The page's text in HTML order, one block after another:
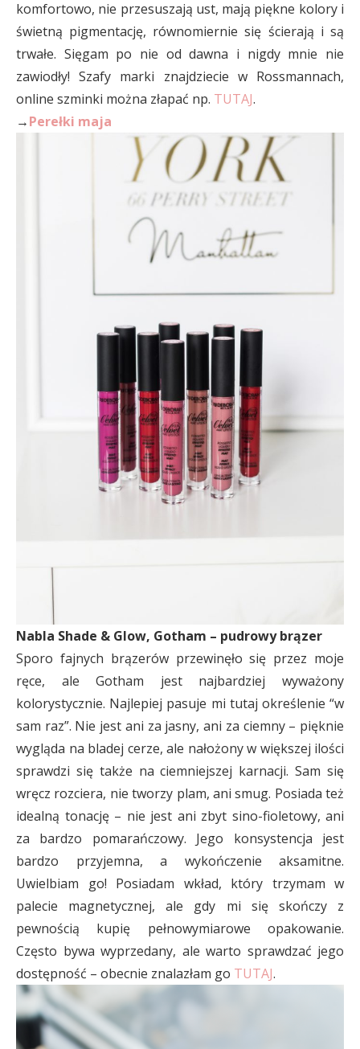
komfortowo, nie przesuszają ust, mają piękne kolory i
świetną pigmentację, równomiernie się ścierają i są
trwałe. Sięgam po nie od dawna i nigdy mnie nie
zawiodły! Szafy marki znajdziecie w Rossmannach,
online szminki można złapać np. TUTAJ.
→Perełki maja
Nabla Shade & Glow, Gotham – pudrowy brązer
Sporo fajnych brązerów przewinęło się przez moje
ręce, ale Gotham jest najbardziej wyważony
kolorystycznie. Najlepiej pasuje mi tutaj określenie “w
sam raz”. Nie jest ani za jasny, ani za ciemny – pięknie
wygląda na bladej cerze, ale nałożony w większej ilości
sprawdzi się także na ciemniejszej karnacji. Sam się
wręcz rozciera, nie tworzy plam, ani smug. Posiada też
idealną tonację – nie jest ani zbyt sino-fioletowy, ani
za bardzo pomarańczowy. Jego konsystencja jest
bardzo przyjemna, a wykończenie aksamitne.
Uwielbiam go! Posiadam wkład, który trzymam w
palecie magnetycznej, ale gdy mi się skończy z
pewnością kupię pełnowymiarowe opakowanie.
Często bywa wyprzedany, ale warto sprawdzać jego
dostępność – obecnie znalazłam go TUTAJ.